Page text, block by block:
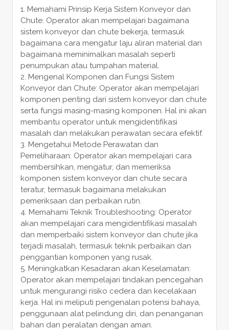
Memahami Prinsip Kerja Sistem Konveyor dan
Chute: Operator akan mempelajari bagaimana
sistem konveyor dan chute bekerja, termasuk
bagaimana cara mengatur laju aliran material dan
bagaimana meminimalkan masalah seperti
penumpukan atau tumpahan material.
Mengenal Komponen dan Fungsi Sistem
Konveyor dan Chute: Operator akan mempelajari
komponen penting dari sistem konveyor dan chute
serta fungsi masing-masing komponen. Hal ini akan
membantu operator untuk mengidentifikasi
masalah dan melakukan perawatan secara efektif.
Mengetahui Metode Perawatan dan
Pemeliharaan: Operator akan mempelajari cara
membersihkan, mengatur, dan memeriksa
komponen sistem konveyor dan chute secara
teratur, termasuk bagaimana melakukan
pemeriksaan dan perbaikan rutin.
Memahami Teknik Troubleshooting: Operator
akan mempelajari cara mengidentifikasi masalah
dan memperbaiki sistem konveyor dan chute jika
terjadi masalah, termasuk teknik perbaikan dan
penggantian komponen yang rusak.
Meningkatkan Kesadaran akan Keselamatan:
Operator akan mempelajari tindakan pencegahan
untuk mengurangi risiko cedera dan kecelakaan
kerja. Hal ini meliputi pengenalan potensi bahaya,
penggunaan alat pelindung diri, dan penanganan
bahan dan peralatan dengan aman.